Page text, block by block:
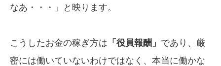
なあ・・・」と映ります。
こうしたお金の稼ぎ方は 「役員報酬」 であり、厳
密には働いていないわけではなく、本当に働かな